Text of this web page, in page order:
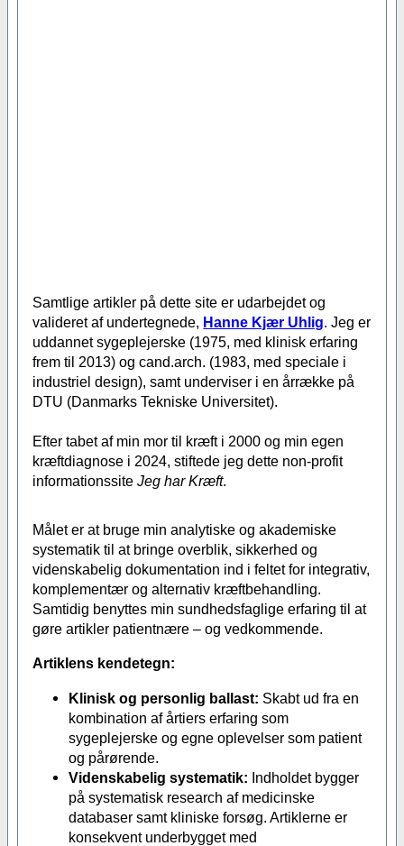
Samtlige artikler på dette site er udarbejdet og
valideret af undertegnede, Hanne Kjær Uhlig . Jeg er
uddannet sygeplejerske (1975, med klinisk erfaring
frem til 2013) og cand.arch. (1983, med speciale i
industriel design), samt underviser i en årrække på
DTU (Danmarks Tekniske Universitet).
Efter tabet af min mor til kræft i 2000 og min egen
kræftdiagnose i 2024, stiftede jeg dette non-profit
informationssiteJeg har Kræft.
Målet er at bruge min analytiske og akademiske
systematik til at bringe overblik, sikkerhed og
videnskabelig dokumentation ind i feltet for integrativ,
komplementær og alternativ kræftbehandling.
Samtidig benyttes min sundhedsfaglige erfaring til at
gøre artikler patientnære – og vedkommende.
Artiklens kendetegn:
Klinisk og personlig ballast: Skabt ud fra en
kombination af årtiers erfaring som
sygeplejerske og egne oplevelser som patient
og pårørende.
Videnskabelig systematik: Indholdet bygger
på systematisk research af medicinske
databaser samt kliniske forsøg. Artiklerne er
konsekvent underbygget med